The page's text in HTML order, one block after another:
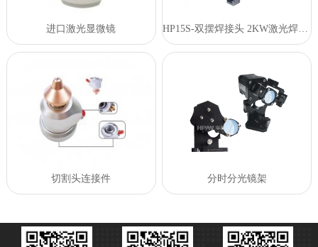
进口激光显微镜 HP15S-双摆焊接头 2KW激光焊接头
切割头连接件 分时分光镜架